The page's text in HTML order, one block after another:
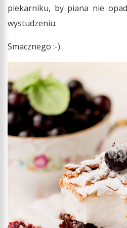
piekarniku, by piana nie
wystudzeniu.
Smacznego :-).